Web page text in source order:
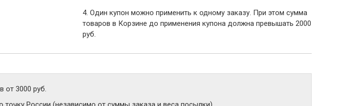
4. Один купон можно применить к одному заказу. При этом сумма
товаров в Корзине до применения купона должна превышать 2000
руб.
от 3000 руб.